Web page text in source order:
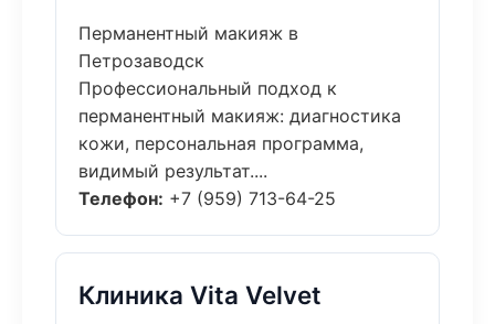
Перманентный макияж в
Петрозаводск
Профессиональный подход к
перманентный макияж: диагностика
кожи, персональная программа,
видимый результат....
Телефон: +7 (959) 713-64-25
Клиника Vita Velvet